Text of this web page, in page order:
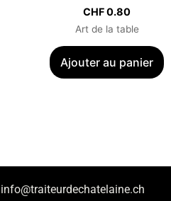
CHF0.80
Art de la table
Ajouter au panier
info@traiteurdechatelaine.ch